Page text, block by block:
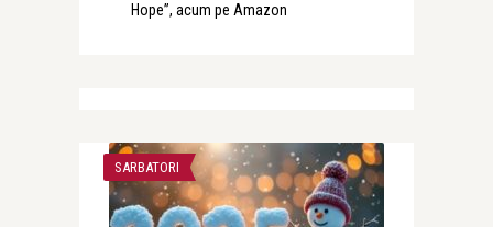
Hope”, acum pe Amazon
SARBATORI